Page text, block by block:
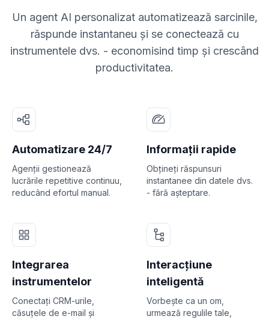
Un agent AI personalizat automatizează sarcinile,
răspunde instantaneu și se conectează cu
instrumentele dvs. - economisind timp și crescând
productivitatea.
Automatizare 24/7
Agenții gestionează
lucrările repetitive continuu,
reducând efortul manual.
Informații rapide
Obțineți răspunsuri
instantanee din datele dvs.
- fără așteptare.
Integrarea
instrumentelor
Conectați CRM-urile,
căsuțele de e-mail și
Interacțiune
inteligentă
Vorbește ca un om,
urmează regulile tale,